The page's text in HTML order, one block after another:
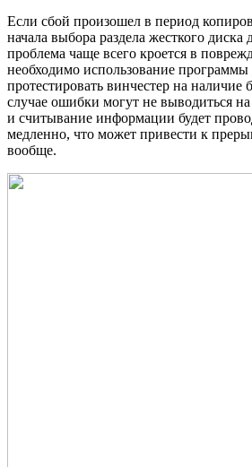
Если сбой произошел в период
начала выбора раздела жесткого диска
проблема чаще всего кроется в
необходимо использование программы
протестировать винчестер на наличие
случае ошибки могут не выводиться
и считывание информации будет
медленно, что может привести к
вообще.